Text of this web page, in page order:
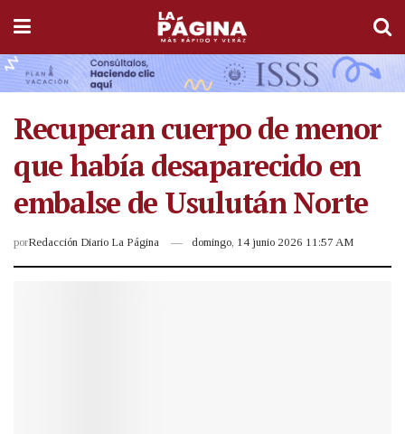
Recuperan cuerpo de menor
que había desaparecido en
embalse de Usulután Norte
porRedacción Diario La Página domingo, 14 junio 2026 11:57 AM